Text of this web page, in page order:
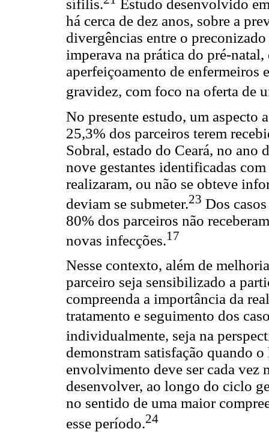
sífilis.
Estudo desenvolvido
há cerca de dez anos, sobre a
divergências entre o
imperava na prática do pré-
aperfeiçoamento de enfermeiros
gravidez, com foco na oferta de
No presente estudo, um aspecto
25,3% dos parceiros terem
Sobral, estado do Ceará, no ano
nove gestantes identificadas
realizaram, ou não se obteve
deviam se submeter.23 Dos
80% dos parceiros não
novas infecções.17
Nesse contexto, além de
parceiro seja sensibilizado a
compreenda a importância da
tratamento e seguimento dos
individualmente, seja na
demonstram satisfação quando
envolvimento deve ser cada vez
desenvolver, ao longo do ciclo
no sentido de uma maior
esse período.24